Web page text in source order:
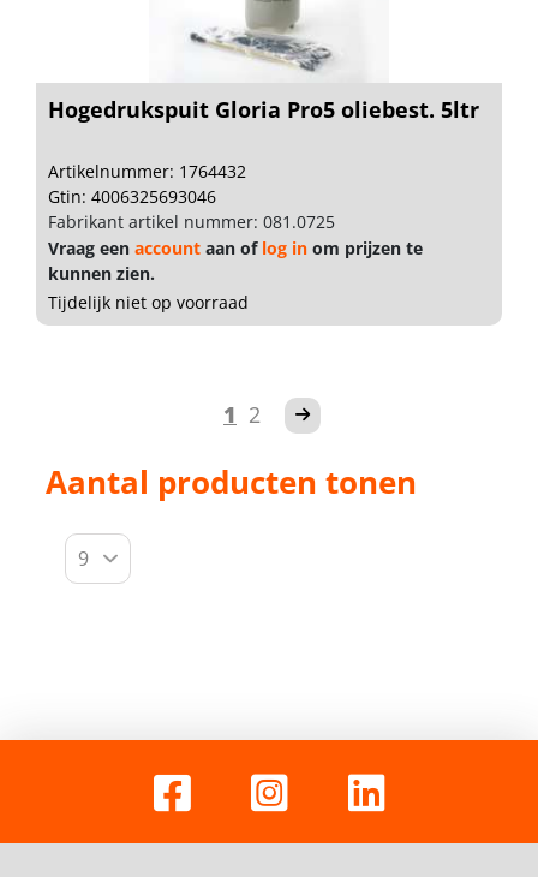
Hogedrukspuit Gloria Pro5 oliebest. 5ltr
Artikelnummer: 1764432
Gtin: 4006325693046
Fabrikant artikel nummer: 081.0725
Vraag een account aan of log in om prijzen te
kunnen zien.
Tijdelijk niet op voorraad
1 2
Aantal producten tonen